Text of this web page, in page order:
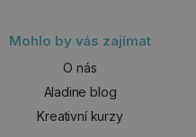
Mohlo by vás zajímat
O nás
Aladine blog
Kreativní kurzy